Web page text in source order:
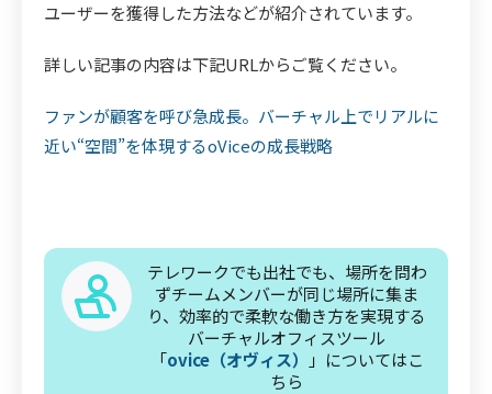
ユーザーを獲得した方法などが紹介されています。
詳しい記事の内容は下記URLからご覧ください。
ファンが顧客を呼び急成長。バーチャル上でリアルに
近い“空間”を体現するoViceの成長戦略
テレワークでも出社でも、場所を問わ
ずチームメンバーが同じ場所に集ま
り、効率的で柔軟な働き方を実現する
バーチャルオフィスツール
「ovice（オヴィス）
」についてはこ
ちら